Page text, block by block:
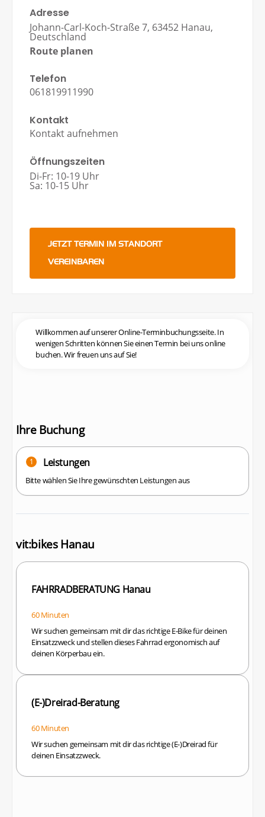
Adresse
Johann-Carl-Koch-Straße 7, 63452 Hanau,
Deutschland
Route planen
Telefon
061819911990
Kontakt
Kontakt aufnehmen
Öffnungszeiten
Di-Fr: 10-19 Uhr
Sa: 10-15 Uhr
JETZT TERMIN IM STANDORT
VEREINBAREN